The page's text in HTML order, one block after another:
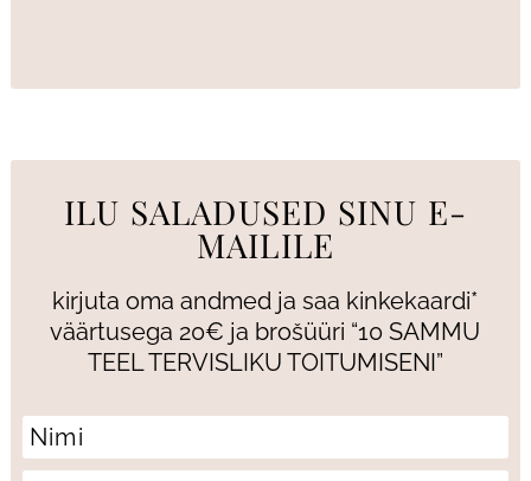
ILU SALADUSED SINU E-
MAILILE
kirjuta oma andmed ja saa kinkekaardi*
väärtusega 20€ ja brošüüri “10 SAMMU
TEEL TERVISLIKU TOITUMISENI”